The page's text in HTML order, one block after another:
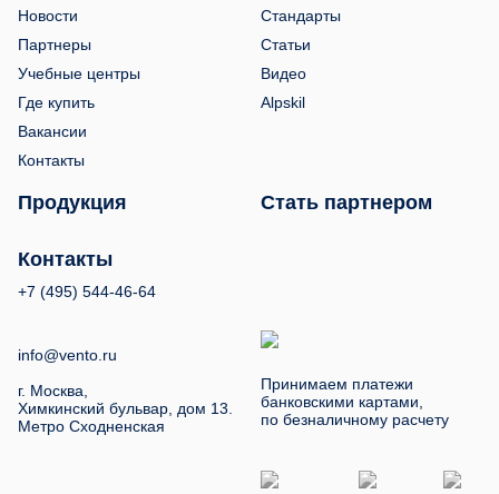
Новости
Партнеры
Учебные центры
Где купить
Вакансии
Контакты
Стандарты
Статьи
Видео
Alpskil
Продукция Стать партнером
Контакты
+7 (495) 544-46-64
info@vento.ru
г. Москва,
Химкинский бульвар, дом 13.
Метро Сходненская
Принимаем платежи
банковскими картами,
по безналичному расчету